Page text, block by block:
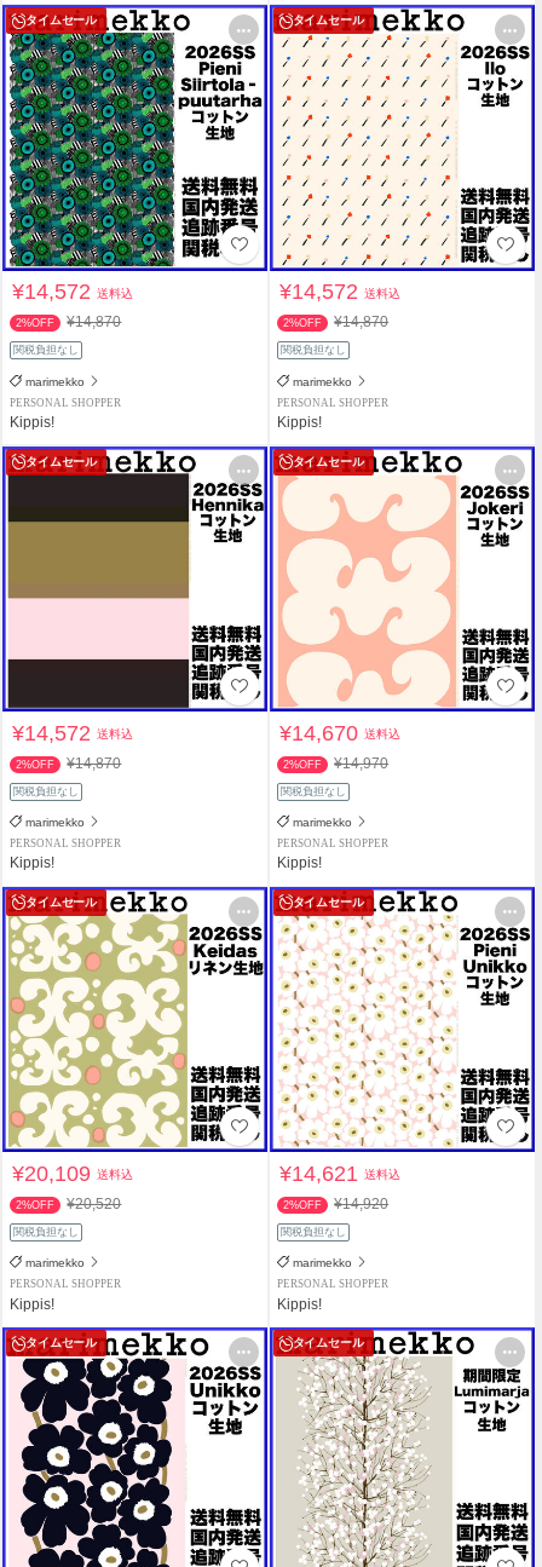
タイムセール
¥14,572送料込
2%OFF ¥14,870
関税負担なし
marimekko
PERSONAL SHOPPER
Kippis!
タイムセール
¥14,572送料込
2%OFF ¥14,870
関税負担なし
marimekko
PERSONAL SHOPPER
Kippis!
タイムセール
¥14,572送料込
2%OFF ¥14,870
関税負担なし
marimekko
PERSONAL SHOPPER
Kippis!
タイムセール
¥14,670送料込
2%OFF ¥14,970
関税負担なし
marimekko
PERSONAL SHOPPER
Kippis!
タイムセール
¥20,109送料込
2%OFF ¥20,520
関税負担なし
marimekko
PERSONAL SHOPPER
Kippis!
タイムセール
¥14,621送料込
2%OFF ¥14,920
関税負担なし
marimekko
PERSONAL SHOPPER
Kippis!
タイムセール タイムセール